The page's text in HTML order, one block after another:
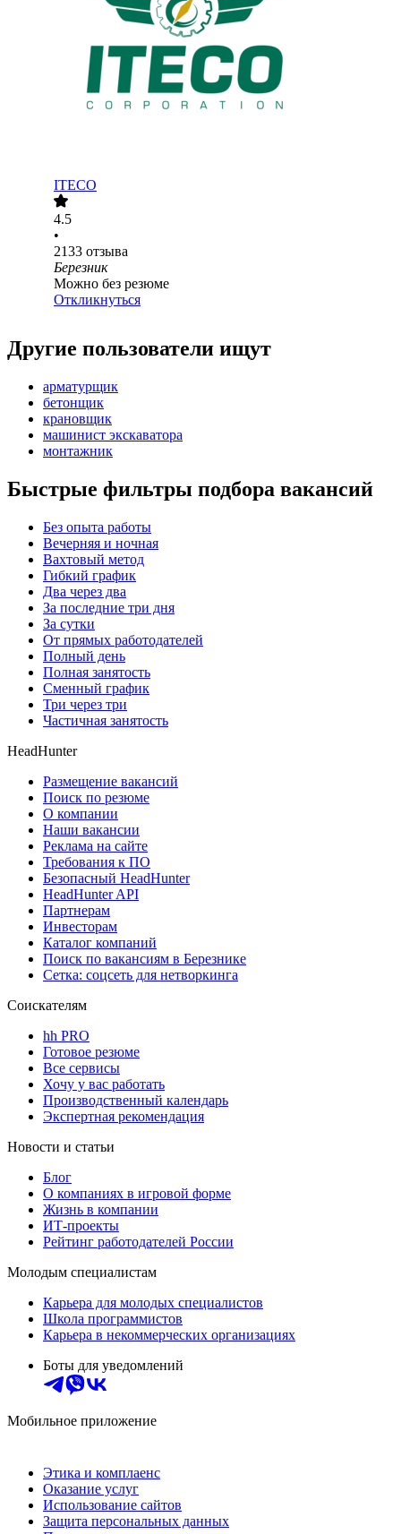
ITECO
4.5
•
2133 отзыва
Березник
Можно без резюме
Откликнуться
Другие пользователи ищут
арматурщик
бетонщик
крановщик
машинист экскаватора
монтажник
Быстрые фильтры подбора вакансий
Без опыта работы
Вечерняя и ночная
Вахтовый метод
Гибкий график
Два через два
За последние три дня
За сутки
От прямых работодателей
Полный день
Полная занятость
Сменный график
Три через три
Частичная занятость
HeadHunter
Размещение вакансий
Поиск по резюме
О компании
Наши вакансии
Реклама на сайте
Требования к ПО
Безопасный HeadHunter
HeadHunter API
Партнерам
Инвесторам
Каталог компаний
Поиск по вакансиям в Березнике
Сетка: соцсеть для нетворкинга
Соискателям
hh PRO
Готовое резюме
Все сервисы
Хочу у вас работать
Производственный календарь
Экспертная рекомендация
Новости и статьи
Блог
О компаниях в игровой форме
Жизнь в компании
ИТ-проекты
Рейтинг работодателей России
Молодым специалистам
Карьера для молодых специалистов
Школа программистов
Карьера в некоммерческих организациях
Боты для уведомлений
Мобильное приложение
Этика и комплаенс
Оказание услуг
Использование сайтов
Защита персональных данных